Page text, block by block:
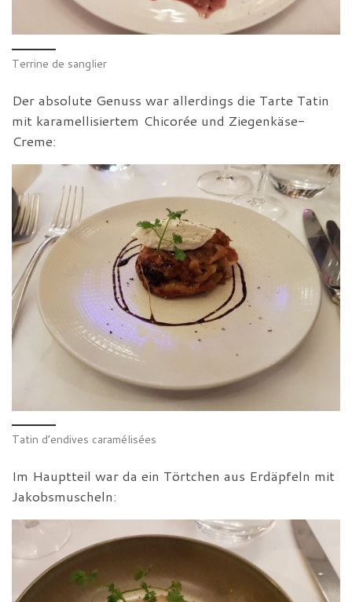
Terrine de sanglier
Der absolute Genuss war allerdings die Tarte Tatin
mit karamellisiertem Chicorée und Ziegenkäse-
Creme:
Tatin d’endives caramélisées
Im Hauptteil war da ein Törtchen aus Erdäpfeln mit
Jakobsmuscheln: